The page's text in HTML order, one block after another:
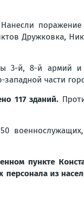
поражение
Дружковка,
3-й, 8-й армий и
западной части
117 зданий.
пункте
из